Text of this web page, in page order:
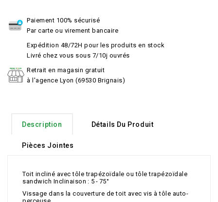
Paiement 100% sécurisé
Par carte ou virement bancaire
Expédition 48/72H pour les produits en stock
Livré chez vous sous 7/10j ouvrés
Retrait en magasin gratuit
à l'agence Lyon (69530 Brignais)
Description Détails Du Produit
Pièces Jointes
Toit incliné avec tôle trapézoïdale ou tôle trapézoïdale
sandwich Inclinaison : 5 - 75°
Vissage dans la couverture de toit avec vis à tôle auto-